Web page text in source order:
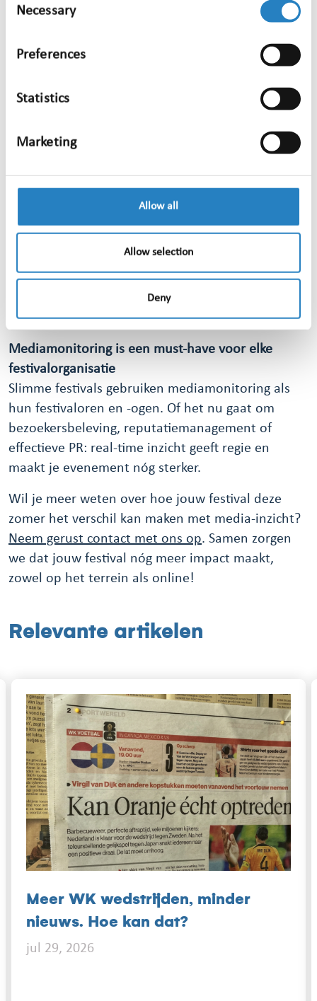
Selection
Necessary
Preferences
Statistics
Marketing
Allow all
Allow selection
Deny
grote drukte, medische issues) signaleren
festivals via Mediawatch direct waarover
communiceren met pers en publiek, en
Denk aan een festival als Lowlands. Met tientallen
podia, duizenden bezoekers en aandacht van
cruciaal. Door actief te monitoren kunnen ze
razendsnel inspelen op trends, de stemming
peilen, direct reageren op vragen én mooie
momenten vastleggen. Zo bouwen ze continu aan
hun positieve festivalreputatie.
Mediamonitoring is een must-have voor elke
festivalorganisatie
Slimme festivals gebruiken mediamonitoring als
hun festivaloren en -ogen. Of het nu gaat om
bezoekersbeleving, reputatiemanagement of
effectieve PR: real-time inzicht geeft regie en
maakt je evenement nóg sterker.
Wil je meer weten over hoe jouw festival deze
zomer het verschil kan maken met media-inzicht?
Neem gerust contact met ons op. Samen zorgen
we dat jouw festival nóg meer impact maakt,
zowel op het terrein als online!
Relevante artikelen
Meer WK wedstrijden, minder
nieuws. Hoe kan dat?
jul 29, 2026